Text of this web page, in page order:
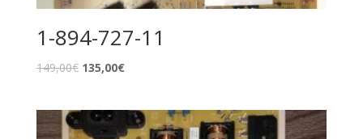
1-894-727-11
149,00€ 135,00€